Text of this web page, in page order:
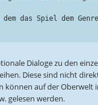
das Spiel dem
Dialoge zu den
Diese sind nicht
können auf der Oberwelt
gelesen werden.